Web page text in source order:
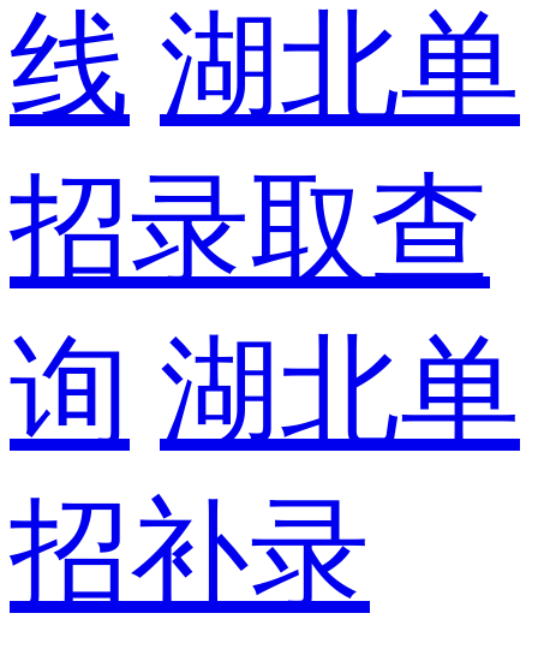
线 湖北单
招录取查
询 湖北单
招补录